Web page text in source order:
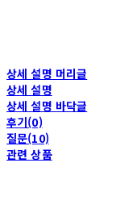
상세 설명 머리글
상세 설명
상세 설명 바닥글
후기(0)
질문(10)
관련 상품